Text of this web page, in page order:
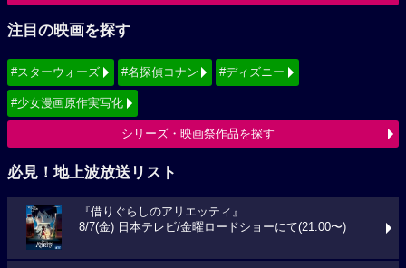
注目の映画を探す
#スターウォーズ #名探偵コナン #ディズニー
#少女漫画原作実写化
シリーズ・映画祭作品を探す
必見！地上波放送リスト
『借りぐらしのアリエッティ』
8/7(金) 日本テレビ/金曜ロードショーにて(21:00〜)